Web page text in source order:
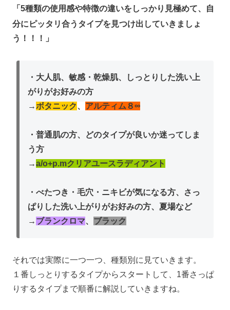
「5種類の使用感や特徴の違いをしっかり見極めて、
自
分にピッタリ合うタイプを見つけ出していきましょ
う！！！」
・大人肌、敏感・乾燥肌、しっとりした洗い上
がりがお好みの方
→ボタニック、 アルティム８∞
・普通肌の方、どのタイプが良いか迷ってしま
う方
→a/o+p.mクリアユースラディアント
・べたつき・毛穴・ニキビが気になる方、さっ
ぱりした洗い上がりがお好みの方、夏場など
→ ブランクロマ、 ブラック
それでは実際に一つ一つ、種類別に見ていきます。
１番しっとりするタイプからスタートして、1番さっぱ
りするタイプまで順番に解説していきますね。